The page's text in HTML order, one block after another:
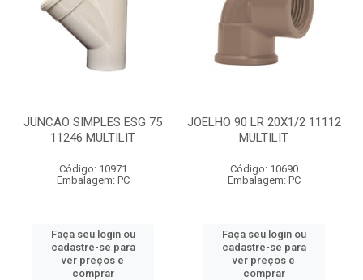
JUNCAO SIMPLES ESG 75
11246 MULTILIT
Código: 10971
Embalagem: PC
Faça seu login ou
cadastre-se para
ver preços e
comprar
JOELHO 90 LR 20X1/2 11112
MULTILIT
Código: 10690
Embalagem: PC
Faça seu login ou
cadastre-se para
ver preços e
comprar